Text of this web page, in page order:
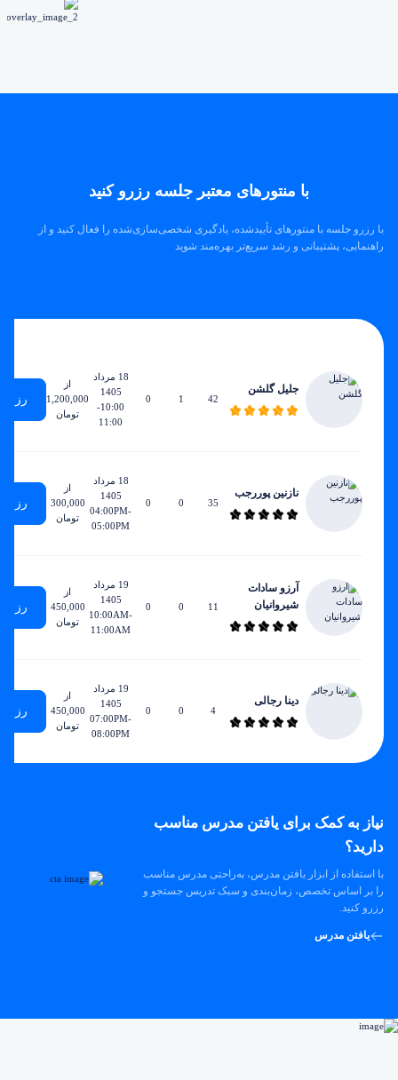
با منتورهای معتبر جلسه رزرو کنید
با رزرو جلسه با منتورهای تأییدشده، یادگیری شخصی‌سازی‌شده را فعال کنید و از
راهنمایی، پشتیبانی و رشد سریع‌تر بهره‌مند شوید
جلیل گلشن
42
1
0
18 مرداد
1405
10:00-
11:00
از
1,200,000
تومان
رزرو
نازنین پوررجب
35
0
0
18 مرداد
1405
04:00PM-
05:00PM
از
300,000
تومان
رزرو
آرزو سادات
شیروانیان
11
0
0
19 مرداد
1405
10:00AM-
11:00AM
از
450,000
تومان
رزرو
دینا رجالی
4
0
0
19 مرداد
1405
07:00PM-
08:00PM
از
450,000
تومان
رزرو
نیاز به کمک برای یافتن مدرس مناسب
دارید؟
با استفاده از ابزار یافتن مدرس، به‌راحتی مدرس مناسب
را بر اساس تخصص، زمان‌بندی و سبک تدریس جستجو و
رزرو کنید.
یافتن مدرس